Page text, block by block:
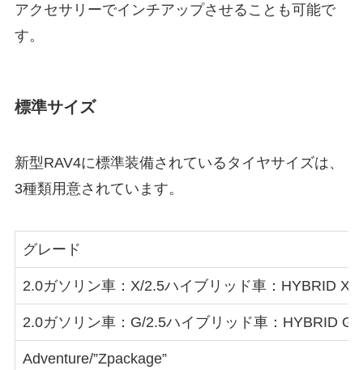
アクセサリーでインチアップさせることも可能で
す。
標準サイズ
新型RAV4に標準装備されているタイヤサイズは、
3種類用意されています。
グレード
2.0ガソリン車：X/2.5ハイブリッド車：HYBRID X
2.0ガソリン車：G/2.5ハイブリッド車：HYBRID G
Adventure/”Zpackage”